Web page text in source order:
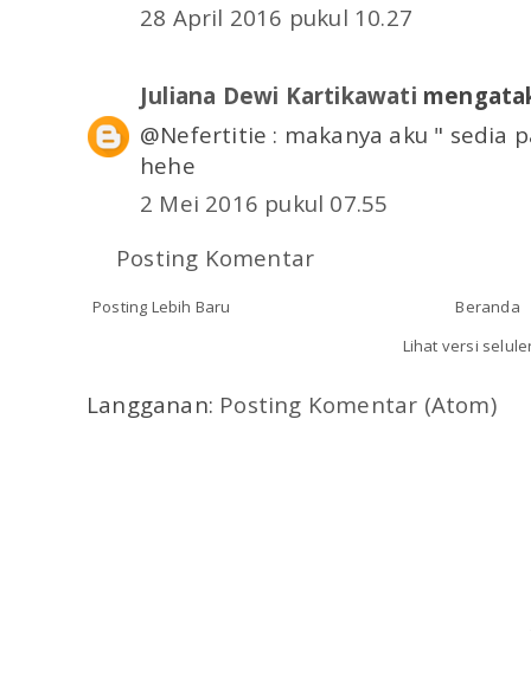
28 April 2016 pukul 10.27
Juliana Dewi Kartikawati
@Nefertitie : makanya aku " sedia
hehe
2 Mei 2016 pukul 07.55
Posting Komentar
Posting Lebih Baru
Beranda
Lihat versi
Langganan: Posting Komentar (Atom)